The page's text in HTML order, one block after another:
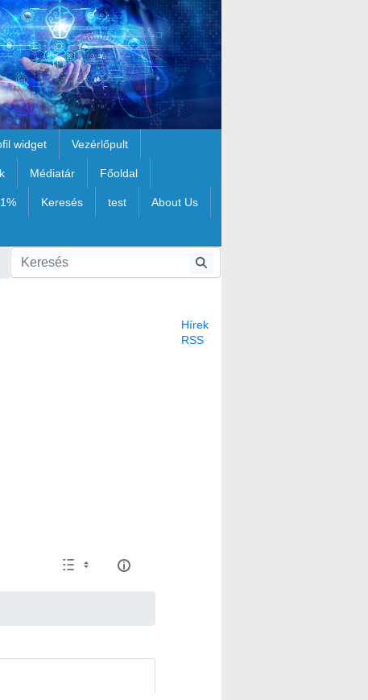
widget Vezérlőpult
Médiatár Főoldal
Keresés test About Us
Hírek
RSS